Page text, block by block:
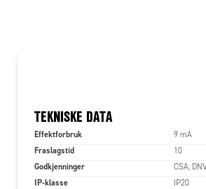
TEKNISKE DATA
Effektforbruk 9 mA
Fraslagstid 10
Godkjenninger CSA,
IP-klasse IP20